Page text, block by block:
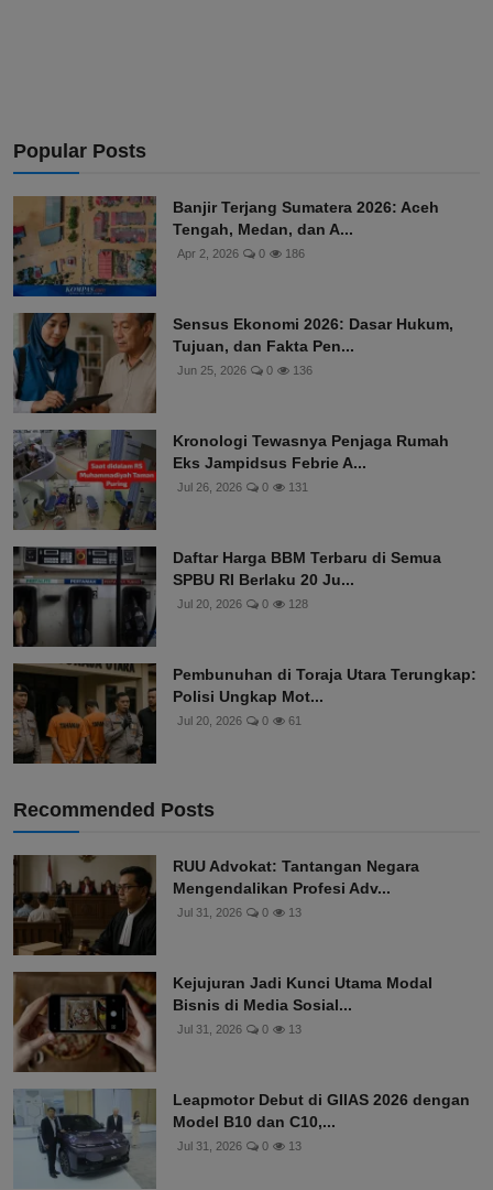
Popular Posts
Banjir Terjang Sumatera 2026: Aceh
Tengah, Medan, dan A...
Apr 2, 2026 0 186
Sensus Ekonomi 2026: Dasar Hukum,
Tujuan, dan Fakta Pen...
Jun 25, 2026 0 136
Kronologi Tewasnya Penjaga Rumah
Eks Jampidsus Febrie A...
Jul 26, 2026 0 131
Daftar Harga BBM Terbaru di Semua
SPBU RI Berlaku 20 Ju...
Jul 20, 2026 0 128
Pembunuhan di Toraja Utara Terungkap:
Polisi Ungkap Mot...
Jul 20, 2026 0 61
Recommended Posts
RUU Advokat: Tantangan Negara
Mengendalikan Profesi Adv...
Jul 31, 2026 0 13
Kejujuran Jadi Kunci Utama Modal
Bisnis di Media Sosial...
Jul 31, 2026 0 13
Leapmotor Debut di GIIAS 2026 dengan
Model B10 dan C10,...
Jul 31, 2026 0 13